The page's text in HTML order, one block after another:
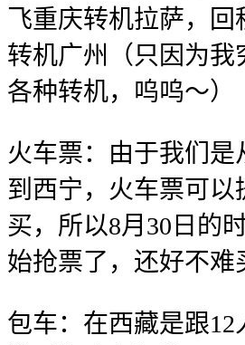
飞重庆转机拉萨，回
转机广州（只因为我
各种转机，呜呜～）
火车票：由于我们是
到西宁，火车票可以
买，所以8月30日的
始抢票了，还好不难
包车：在西藏是跟12